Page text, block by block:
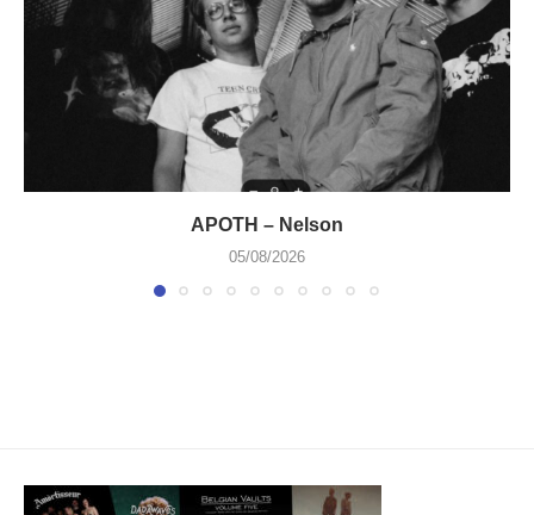
APOTH – Nelson
05/08/2026